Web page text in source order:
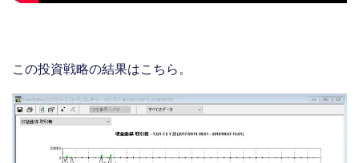
この投資戦略の結果はこちら。